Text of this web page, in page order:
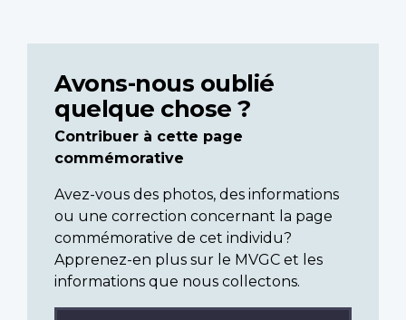
Avons-nous oublié
quelque chose ?
Contribuer à cette page
commémorative
Avez-vous des photos, des informations
ou une correction concernant la page
commémorative de cet individu?
Apprenez-en plus sur le MVGC et les
informations que nous collectons.